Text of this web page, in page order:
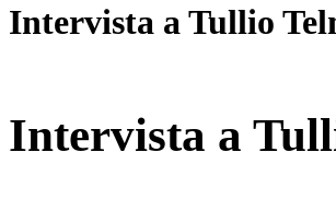
Intervista a Tullio
Intervista a